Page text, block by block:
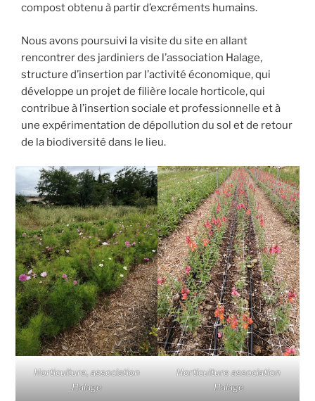
compost obtenu à partir d’excréments humains.
Nous avons poursuivi la visite du site en allant
rencontrer des jardiniers de l’association Halage,
structure d’insertion par l’activité économique, qui
développe un projet de filière locale horticole, qui
contribue à l’insertion sociale et professionnelle et à
une expérimentation de dépollution du sol et de retour
de la biodiversité dans le lieu.
Horticulture, association
Halage
Horticulture association
Halage